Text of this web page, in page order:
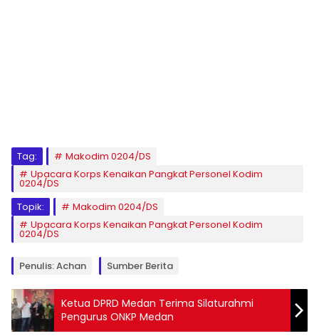
Tag:
Makodim 0204/DS
Upacara Korps Kenaikan Pangkat Personel Kodim
0204/DS
Topik:
Makodim 0204/DS
Upacara Korps Kenaikan Pangkat Personel Kodim
0204/DS
Penulis: Achan Sumber Berita
Ketua DPRD Medan Terima Silaturahmi
Pengurus ONKP Medan